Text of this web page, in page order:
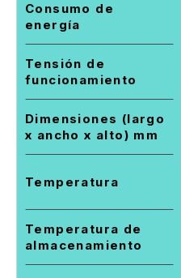
Consumo de
energía
Tensión de
funcionamiento
Dimensiones (largo
x ancho x alto) mm
Temperatura
Temperatura de
almacenamiento